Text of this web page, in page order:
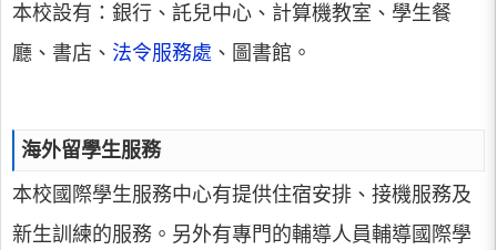
本校設有：銀行、託兒中心、計算機教室、學生餐
廳、書店、 法令服務處 、圖書館。
海外留學生服務
本校國際學生服務中心有提供住宿安排、接機服務及
新生訓練的服務。另外有專門的輔導人員輔導國際學